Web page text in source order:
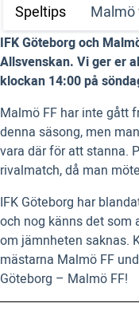
Speltips Malmö
IFK Göteborg och
Allsvenskan. Vi ger er
klockan 14:00 på
Malmö FF har inte gått
denna säsong, men
vara där för att stanna.
rivalmatch, då man
IFK Göteborg har
och nog känns det som
om jämnheten saknas.
mästarna Malmö FF
Göteborg – Malmö FF!